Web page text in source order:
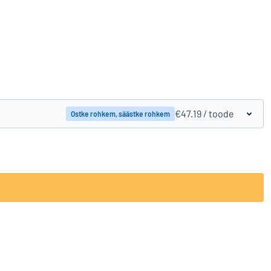
Ostke rohkem, säästke rohkem €47.19 / toode